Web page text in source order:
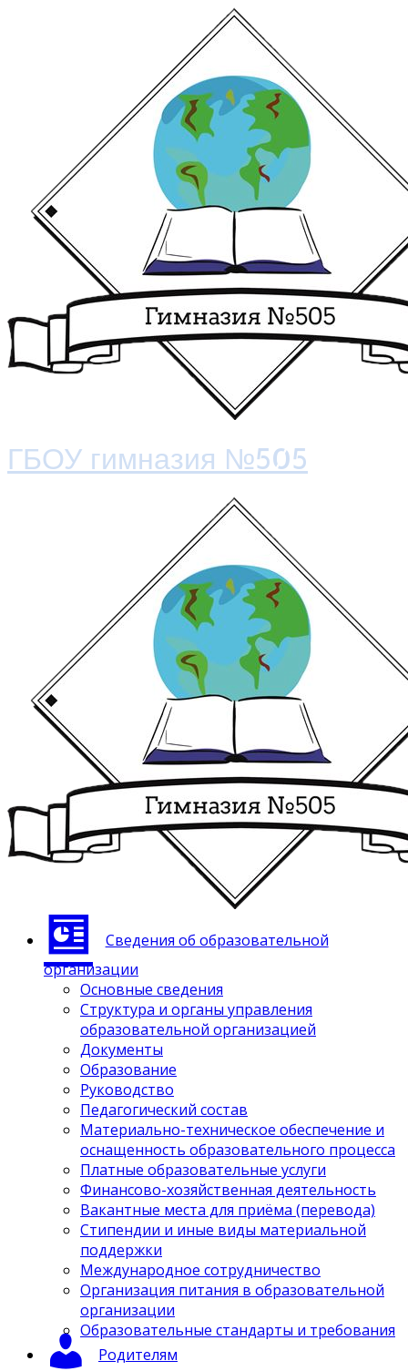
ГБОУ гимназия №505
Сведения об образовательной
организации
Основные сведения
Структура и органы управления
образовательной организацией
Документы
Образование
Руководство
Педагогический состав
Материально-техническое обеспечение и
оснащенность образовательного процесса
Платные образовательные услуги
Финансово-хозяйственная деятельность
Вакантные места для приёма (перевода)
Стипендии и иные виды материальной
поддержки
Международное сотрудничество
Организация питания в образовательной
организации
Образовательные стандарты и требования
Родителям